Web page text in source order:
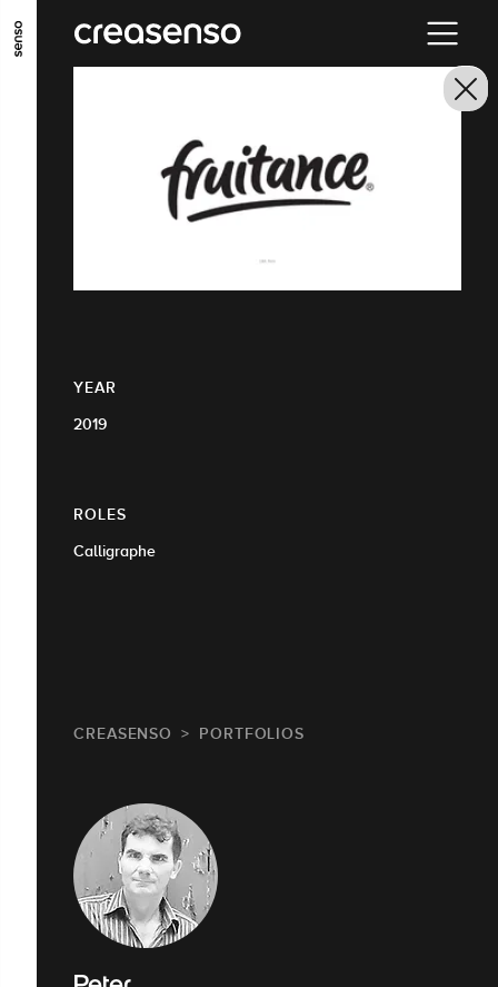
GO TO MAIN CONTENT GO TO MAIN MENU
YEAR
2019
ROLES
Calligraphe
CREASENSO PORTFOLIOS